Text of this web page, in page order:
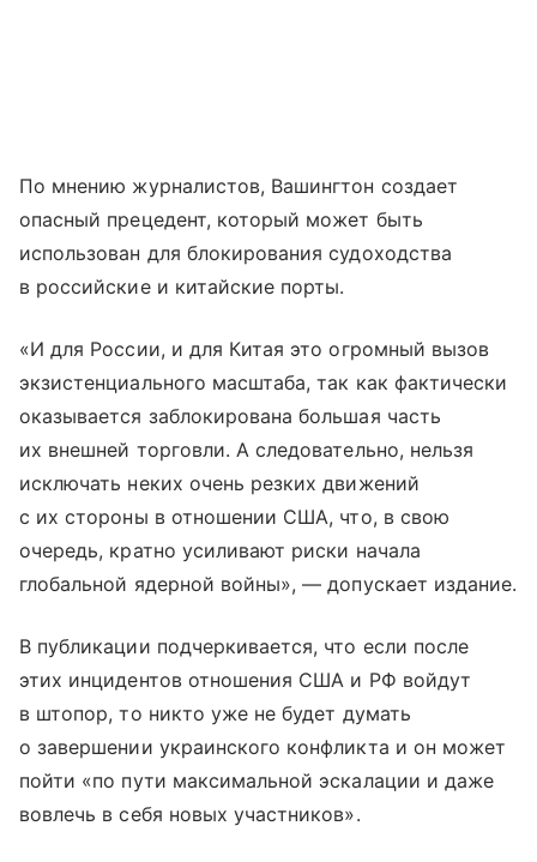
По мнению журналистов, Вашингтон создает
опасный прецедент, который может быть
использован для блокирования судоходства
в российские и китайские порты.
«И для России, и для Китая это огромный вызов
экзистенциального масштаба, так как фактически
оказывается заблокирована большая часть
их внешней торговли. А следовательно, нельзя
исключать неких очень резких движений
с их стороны в отношении США, что, в свою
очередь, кратно усиливают риски начала
глобальной ядерной войны», — допускает издание.
В публикации подчеркивается, что если после
этих инцидентов отношения США и РФ войдут
в штопор, то никто уже не будет думать
о завершении украинского конфликта и он может
пойти «по пути максимальной эскалации и даже
вовлечь в себя новых участников».